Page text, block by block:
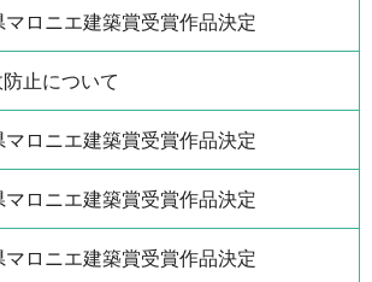
ロニエ建築賞受賞作品決定
止について
ロニエ建築賞受賞作品決定
ロニエ建築賞受賞作品決定
ロニエ建築賞受賞作品決定